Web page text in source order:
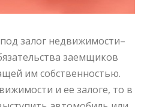
залог недвижимости–
заемщиков
им собственностью.
и ее залоге, то в